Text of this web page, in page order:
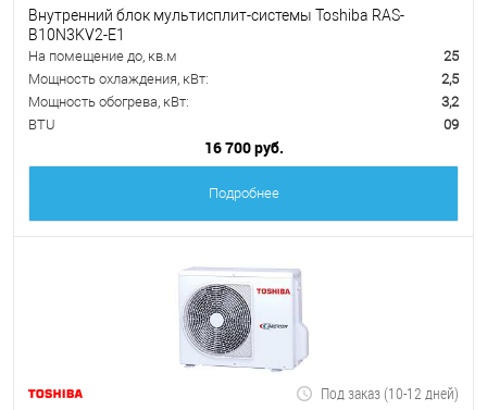
Внутренний блок мультисплит-системы Toshiba RAS-
B10N3KV2-E1
На помещение до, кв.м
25
Мощность охлаждения, кВт:
2,5
Мощность обогрева, кВт:
3,2
BTU
09
16 700 руб.
Подробнее
Под заказ (10-12 дней)